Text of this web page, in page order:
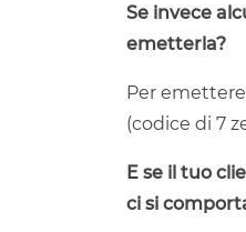
Se invece
emetterla?
Per
(codice di 7
E se il tuo
ci si